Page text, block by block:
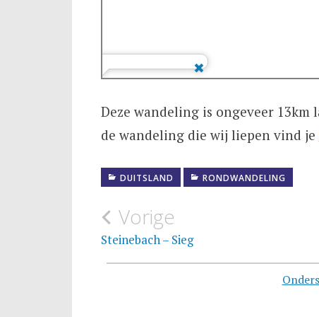
Deze wandeling is ongeveer 13km
de wandeling die wij liepen vind je
DUITSLAND RONDWANDELING
Bericht
navigatie
Vorige
Steinebach – Sieg